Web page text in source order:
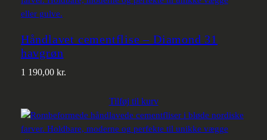
Håndlavet cementflise – Diamond 31
havgrøn
1 190,00 kr.
Tilføj til kurv